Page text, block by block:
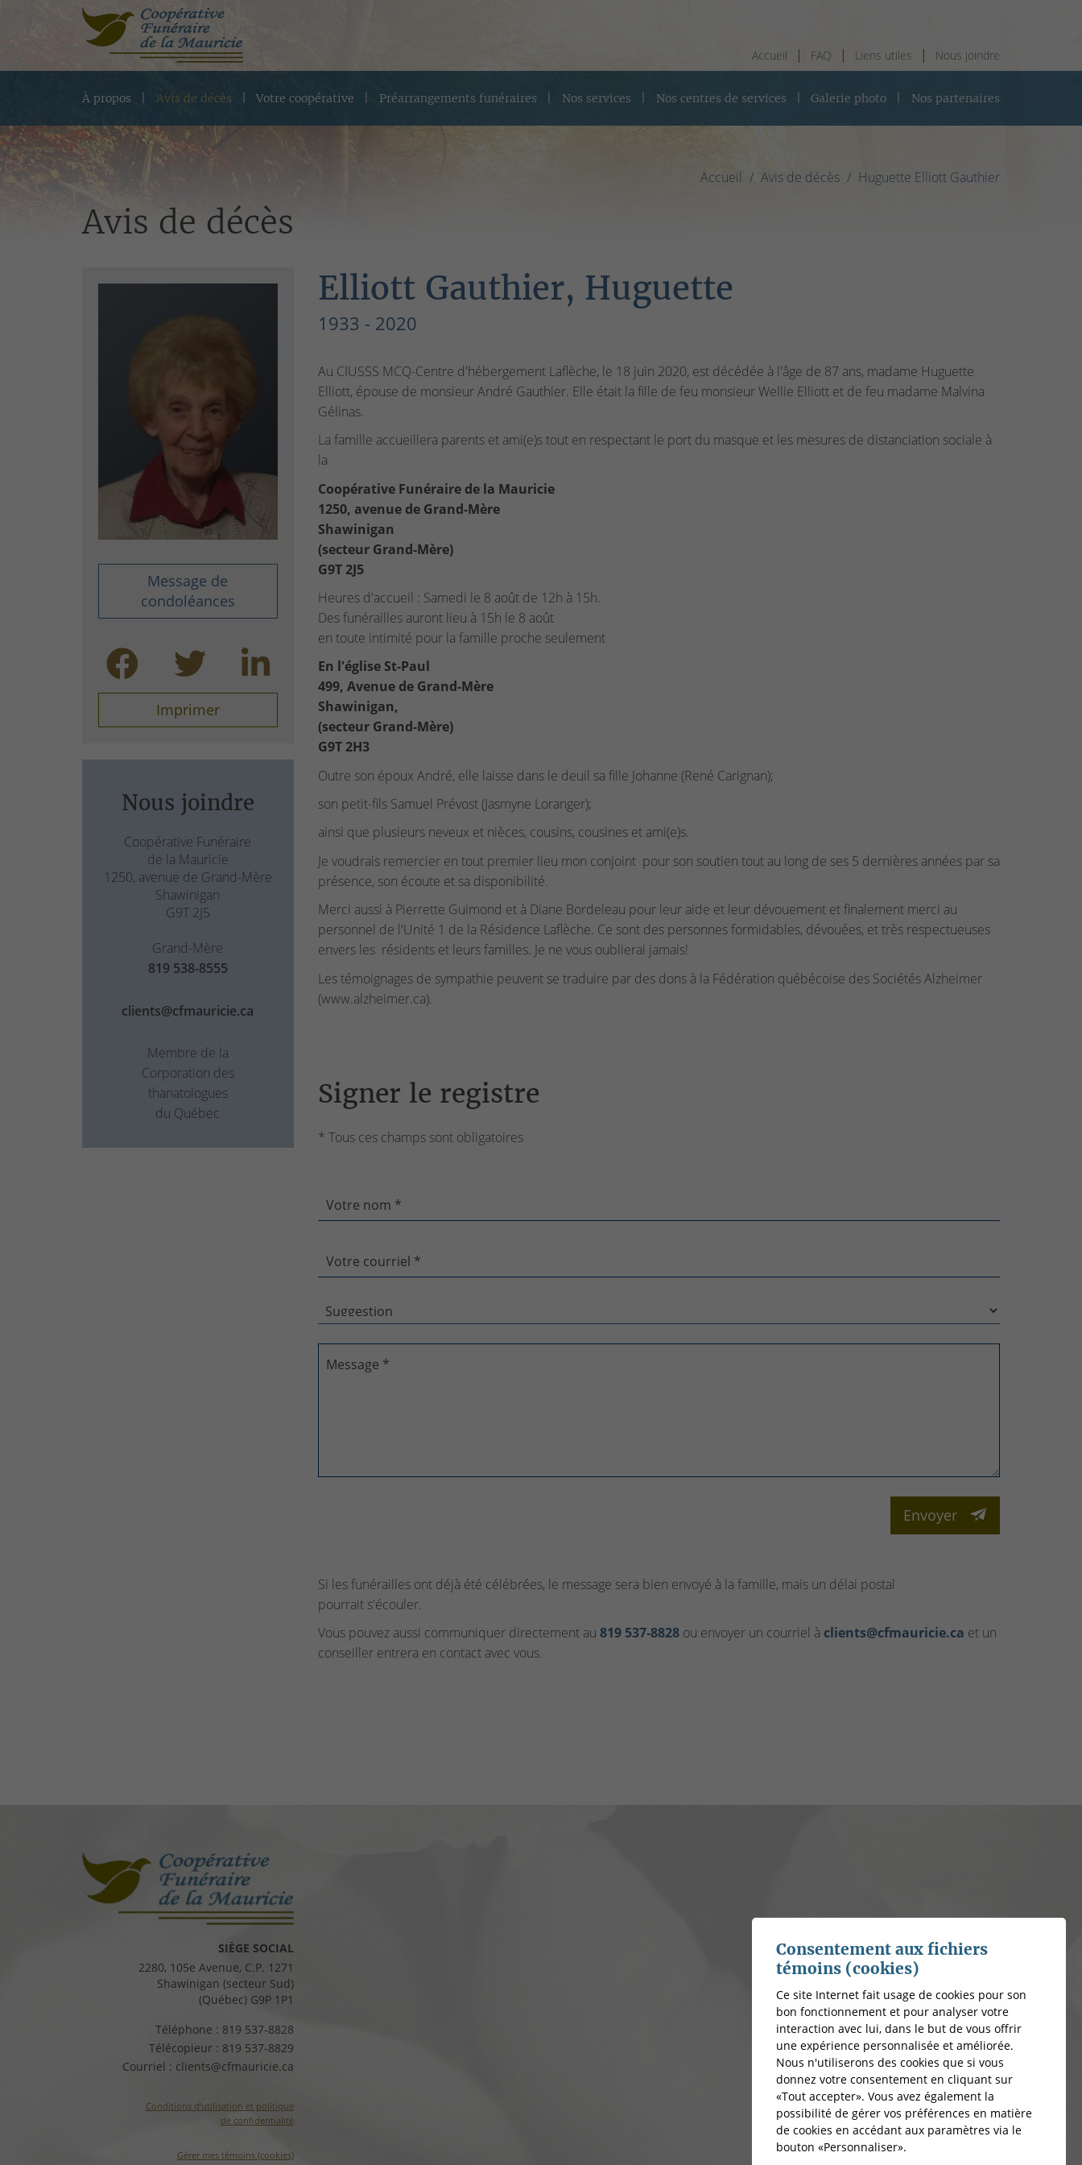
Accueil FAQ Liens utiles Nous joindre
À propos Avis de décès Votre coopérative Préarrangements funéraires Nos services Nos centres de services Galerie photo Nos partenaires
Accueil Avis de décès Huguette Elliott Gauthier
Avis de décès
Message de
condoléances
Imprimer
Nous joindre
Coopérative Funéraire
de la Mauricie
1250, avenue de Grand-Mère
Shawinigan
G9T 2J5
Grand-Mère
819 538-8555
clients@cfmauricie.ca
Membre de la
Corporation des
thanatologues
du Québec
Elliott Gauthier, Huguette
1933 - 2020
Au CIUSSS MCQ-Centre d'hébergement Laflèche, le 18 juin 2020, est décédée à l'âge de 87 ans, madame Huguette
Elliott, épouse de monsieur André Gauthier. Elle était la fille de feu monsieur Wellie Elliott et de feu madame Malvina
Gélinas.
La famille accueillera parents et ami(e)s tout en respectant le port du masque et les mesures de distanciation sociale à
la
Coopérative Funéraire de la Mauricie
1250, avenue de Grand-Mère
Shawinigan
(secteur Grand-Mère)
G9T 2J5
Heures d'accueil : Samedi le 8 août de 12h à 15h.
Des funérailles auront lieu à 15h le 8 août
en toute intimité pour la famille proche seulement
En l'église St-Paul
499, Avenue de Grand-Mère
Shawinigan,
(secteur Grand-Mère)
G9T 2H3
Outre son époux André, elle laisse dans le deuil sa fille Johanne (René Carignan);
son petit-fils Samuel Prévost (Jasmyne Loranger);
ainsi que plusieurs neveux et nièces, cousins, cousines et ami(e)s.
Je voudrais remercier en tout premier lieu mon conjoint pour son soutien tout au long de ses 5 dernières années par sa
présence, son écoute et sa disponibilité.
Merci aussi à Pierrette Guimond et à Diane Bordeleau pour leur aide et leur dévouement et finalement merci au
personnel de l'Unité 1 de la Résidence Laflèche. Ce sont des personnes formidables, dévouées, et très respectueuses
envers les résidents et leurs familles. Je ne vous oublierai jamais!
Les témoignages de sympathie peuvent se traduire par des dons à la Fédération québécoise des Sociétés Alzheimer
(www.alzheimer.ca).
Signer le registre
* Tous ces champs sont obligatoires
Votre nom *
Votre courriel *
Message *
Envoyer
Si les funérailles ont déjà été célébrées, le message sera bien envoyé à la famille, mais un délai postal
pourrait s'écouler.
Vous pouvez aussi communiquer directement au 819 537‑8828ou envoyer un courriel à clients@cfmauricie.ca et un
conseiller entrera en contact avec vous.
SIÈGE SOCIAL
2280, 105e Avenue, C.P. 1271
Shawinigan (secteur Sud)
(Québec) G9P 1P1
Téléphone : 819 537-8828
Télécopieur : 819 537-8829
Courriel : clients@cfmauricie.ca
Conditions d’utilisation et politique
de confidentialité
Gérer mes témoins (cookies)
Consentement aux fichiers
témoins (cookies)
Ce site Internet fait usage de cookies pour son
bon fonctionnement et pour analyser votre
interaction avec lui, dans le but de vous offrir
une expérience personnalisée et améliorée.
Nous n'utiliserons des cookies que si vous
donnez votre consentement en cliquant sur
«Tout accepter». Vous avez également la
possibilité de gérer vos préférences en matière
de cookies en accédant aux paramètres via le
bouton «Personnaliser».